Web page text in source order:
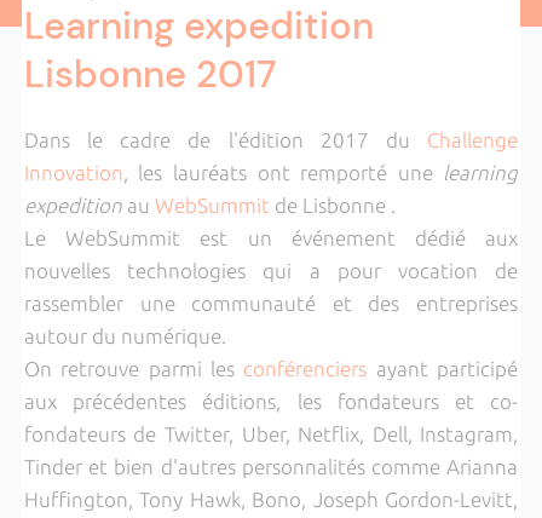
Learning expedition
Lisbonne 2017
Dans le cadre de l'édition 2017 du Challenge
Innovation, les lauréats ont remporté une learning
expeditionau WebSummit de Lisbonne .
Le WebSummit est un événement dédié aux
nouvelles technologies qui a pour vocation de
rassembler une communauté et des entreprises
autour du numérique.
On retrouve parmi les conférenciers ayant participé
aux précédentes éditions, les fondateurs et co-
fondateurs de Twitter, Uber, Netflix, Dell, Instagram,
Tinder et bien d'autres personnalités comme Arianna
Huffington, Tony Hawk, Bono, Joseph Gordon-Levitt,